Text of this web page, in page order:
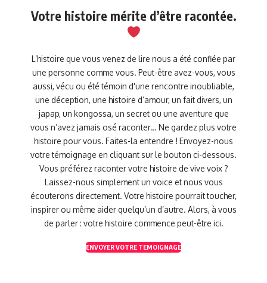
Votre histoire mérite d’être racontée.
L’histoire que vous venez de lire nous a été confiée par
une personne comme vous. Peut-être avez-vous, vous
aussi, vécu ou été témoin d'une rencontre inoubliable,
une déception, une histoire d’amour, un fait divers, un
japap, un kongossa, un secret ou une aventure que
vous n’avez jamais osé raconter… Ne gardez plus votre
histoire pour vous. Faites-la entendre ! Envoyez-nous
votre témoignage en cliquant sur le bouton ci-dessous.
Vous préférez raconter votre histoire de vive voix ?
Laissez-nous simplement un voice et nous vous
écouterons directement. Votre histoire pourrait toucher,
inspirer ou même aider quelqu’un d’autre. Alors, à vous
de parler : votre histoire commence peut-être ici.
ENVOYER VOTRE TEMOIGNAGE